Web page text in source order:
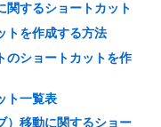
関するショートカット
トを作成する方法
のショートカットを作
ト一覧表
）移動に関するショー